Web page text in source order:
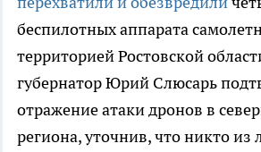
беспилотных аппарата
территорией Ростовской
губернатор Юрий Слюсарь
отражение атаки дронов в
региона, уточнив, что никто из